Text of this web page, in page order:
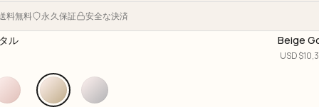
Limited Edition
Archive
Iceberg
Vases
料無料 永久保証 安全な決済
ル Beige
USD $